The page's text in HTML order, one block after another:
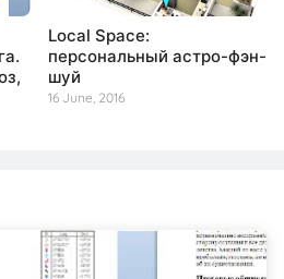
Local Space:
персональный астро-фэн-
шуй
16 June, 2016